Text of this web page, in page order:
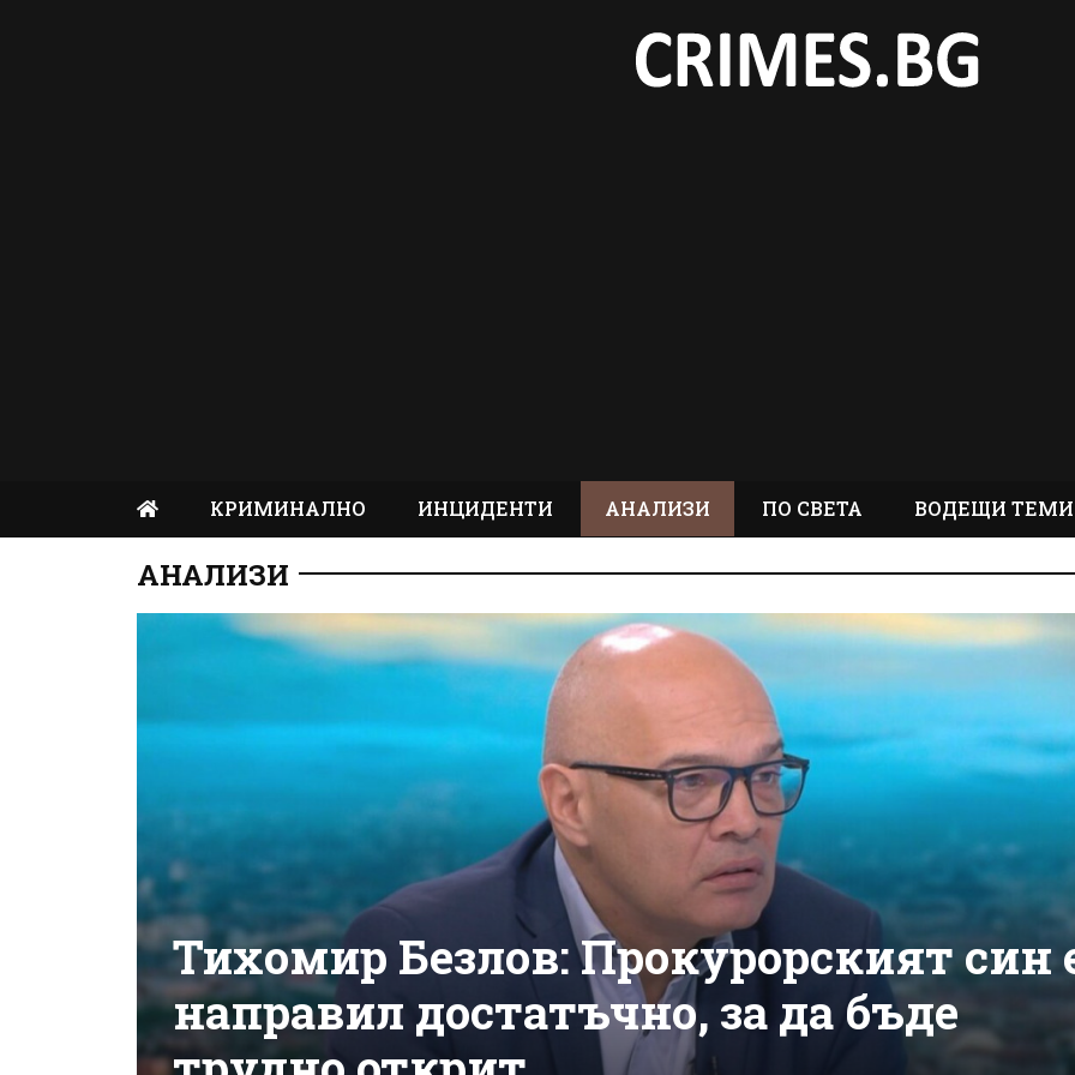
КРИМИНАЛНО ИНЦИДЕНТИ АНАЛИЗИ ПО СВЕТА ВОДЕЩИ ТЕМИ
АНАЛИЗИ
Тихомир Безлов: Прокурорският син
направил достатъчно, за да бъде